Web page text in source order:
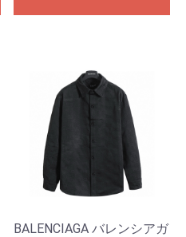
BALENCIAGA バレンシアガ